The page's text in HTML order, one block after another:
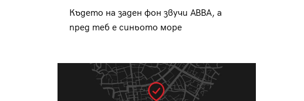
Където на заден фон звучи ABBA, а
пред теб е синьото море